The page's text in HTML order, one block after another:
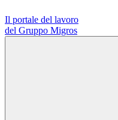
Il portale del lavoro
del Gruppo Migros